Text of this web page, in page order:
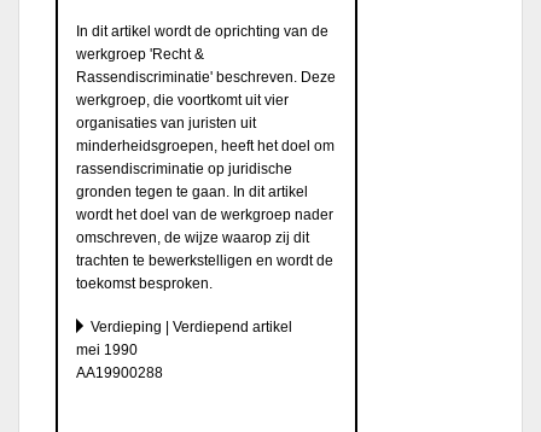
In dit artikel wordt de oprichting van de
werkgroep 'Recht &
Rassendiscriminatie' beschreven. Deze
werkgroep, die voortkomt uit vier
organisaties van juristen uit
minderheidsgroepen, heeft het doel om
rassendiscriminatie op juridische
gronden tegen te gaan. In dit artikel
wordt het doel van de werkgroep nader
omschreven, de wijze waarop zij dit
trachten te bewerkstelligen en wordt de
toekomst besproken.
Verdieping | Verdiepend artikel
mei 1990
AA19900288